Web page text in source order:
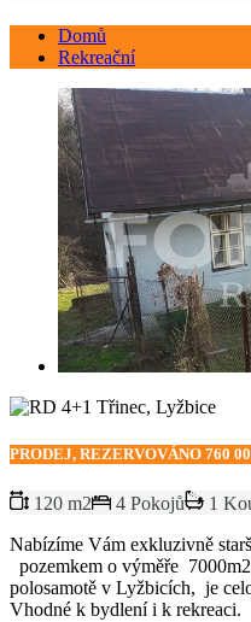
Domů
Rekreační
PRODEJ, REZERVOVÁNO 760
120 m2 4 Pokojů 1
Nabízíme Vám exkluzivně
pozemkem o výměře
polosamotě v Lyžbicích, je
Vhodné k bydlení i k rekreaci.